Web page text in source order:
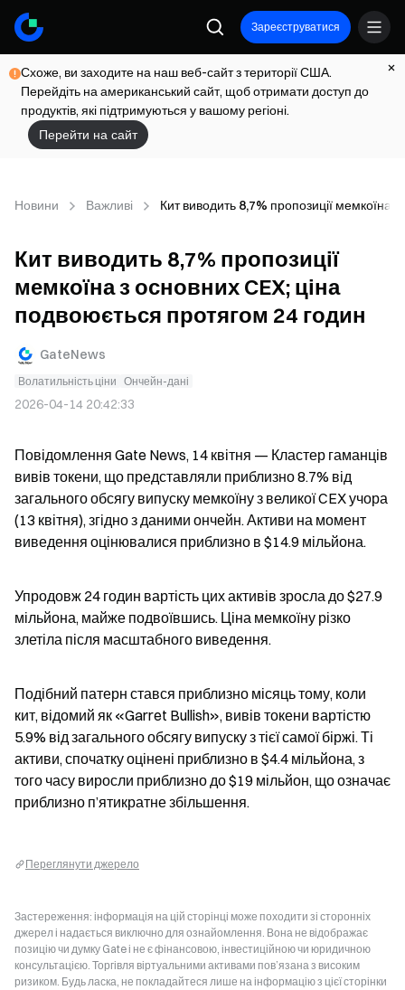
Зареєструватися
Схоже, ви заходите на наш веб-сайт з території США.
Перейдіть на американський сайт, щоб отримати доступ до
продуктів, які підтримуються у вашому регіоні.
Перейти на сайт
Новини Важливі Кит виводить 8,7% пропозиції мемкоїна
Кит виводить 8,7% пропозиції
мемкоїна з основних CEX; ціна
подвоюється протягом 24 годин
GateNews
Волатильність ціни Ончейн-дані
2026-04-14 20:42:33
Повідомлення Gate News, 14 квітня — Кластер гаманців
вивів токени, що представляли приблизно 8.7% від
загального обсягу випуску мемкоїну з великої CEX учора
(13 квітня), згідно з даними ончейн. Активи на момент
виведення оцінювалися приблизно в $14.9 мільйона.
Упродовж 24 годин вартість цих активів зросла до $27.9
мільйона, майже подвоївшись. Ціна мемкоїну різко
злетіла після масштабного виведення.
Подібний патерн стався приблизно місяць тому, коли
кит, відомий як «Garret Bullish», вивів токени вартістю
5.9% від загального обсягу випуску з тієї самої біржі. Ті
активи, спочатку оцінені приблизно в $4.4 мільйона, з
того часу виросли приблизно до $19 мільйон, що означає
приблизно п’ятикратне збільшення.
Переглянути джерело
Застереження: інформація на цій сторінці може походити зі сторонніх
джерел і надається виключно для ознайомлення. Вона не відображає
позицію чи думку Gate і не є фінансовою, інвестиційною чи юридичною
консультацією. Торгівля віртуальними активами пов’язана з високим
ризиком. Будь ласка, не покладайтеся лише на інформацію з цієї сторінки